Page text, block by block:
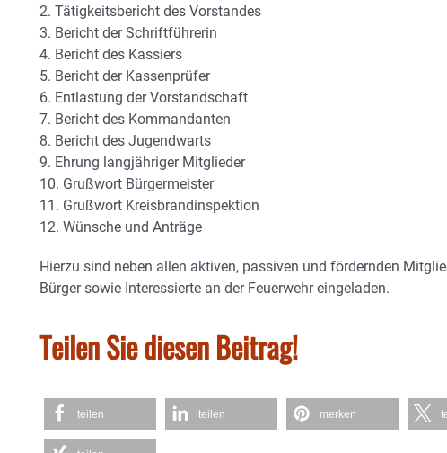
2. Tätigkeitsbericht des Vorstandes
3. Bericht der Schriftführerin
4. Bericht des Kassiers
5. Bericht der Kassenprüfer
6. Entlastung der Vorstandschaft
7. Bericht des Kommandanten
8. Bericht des Jugendwarts
9. Ehrung langjähriger Mitglieder
10. Grußwort Bürgermeister
11. Grußwort Kreisbrandinspektion
12. Wünsche und Anträge
Hierzu sind neben allen aktiven, passiven und fördernden
Bürger sowie Interessierte an der Feuerwehr eingeladen.
Teilen Sie diesen Beitrag!
teilen teilen merken